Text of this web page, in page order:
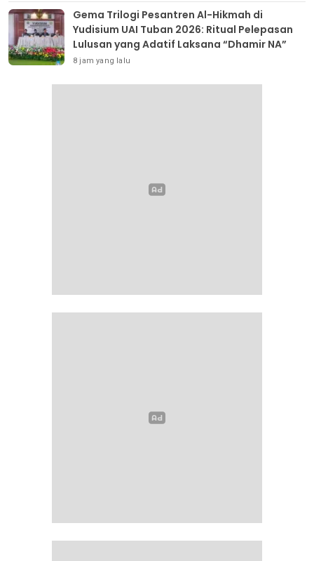
Gema Trilogi Pesantren Al-Hikmah di
Yudisium UAI Tuban 2026: Ritual Pelepasan
Lulusan yang Adatif Laksana “Dhamir NA”
8 jam yang lalu